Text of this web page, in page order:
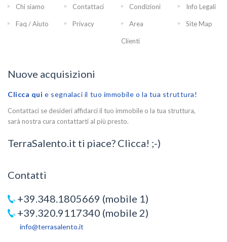
Chi siamo Contattaci Condizioni Info Legali
Faq / Aiuto Privacy Area
Clienti
Site Map
Nuove acquisizioni
Clicca qui e segnalaci il tuo immobile o la tua struttura!
Contattaci se desideri affidarci il tuo immobile o la tua struttura,
sarà nostra cura contattarti al più presto.
TerraSalento.it ti piace? Clicca! ;-)
Contatti
+39.348.1805669 (mobile 1)
+39.320.9117340 (mobile 2)
info@terrasalento.it